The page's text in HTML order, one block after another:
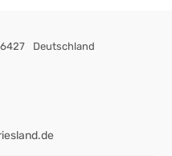
Deutschland